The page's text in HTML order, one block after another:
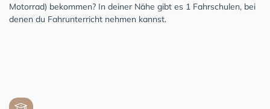
Motorrad) bekommen? In deiner Nähe gibt es 1 Fahrschulen, bei
denen du Fahrunterricht nehmen kannst.